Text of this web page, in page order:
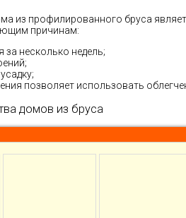
из профилированного бруса
причинам:
за несколько недель;
позволяет использовать
домов из бруса